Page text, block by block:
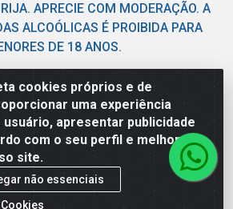
cookies próprios e de
uma experiência
apresentar publicidade
com o seu perfil e melhorar a
site.
não essenciais
APRECIE COM MODERAÇÃO. A
ALCOÓLICAS É PROIBIDA PARA
DE 18 ANOS.
- Av Piloto Pereira Tim - Parque de
RN - CEP 59146-480 - CNPJ
06.029.901/0001-92